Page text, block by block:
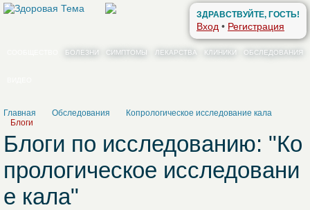
ЗДРАВСТВУЙТЕ, ГОСТЬ!
Вход • Регистрация
БОЛЕЗНИ СИМПТОМЫ ЛЕКАРСТВА КЛИНИКИ ОБСЛЕДОВАНИЯ
Главная Обследования
Копрологическое исследование кала
Блоги
Блоги по исследованию: "Ко
прологическое исследовани
е кала"